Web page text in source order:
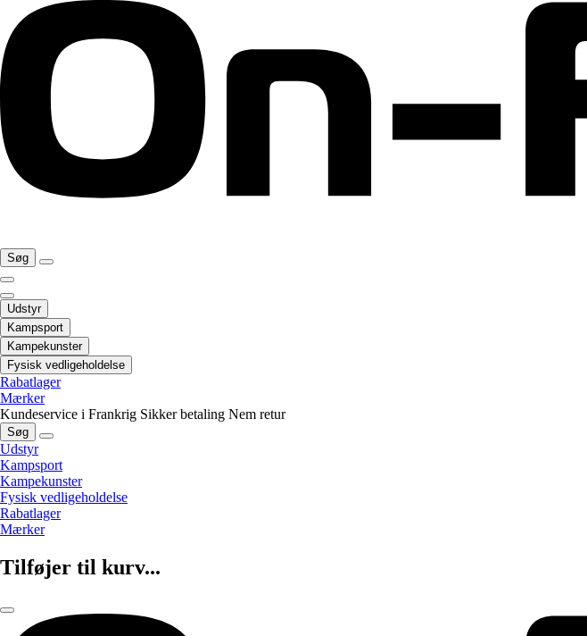
Søg
Udstyr
Kampsport
Kampekunster
Fysisk vedligeholdelse
Rabatlager
Mærker
Kundeservice i Frankrig Sikker betaling Nem retur
Søg
Udstyr
Kampsport
Kampekunster
Fysisk vedligeholdelse
Rabatlager
Mærker
Tilføjer til kurv...